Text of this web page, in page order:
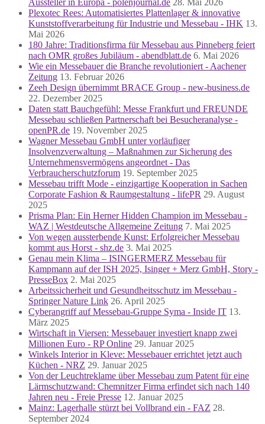
Plexotec Rees: Automatisiertes Plattenlager & innovative
Kunststoffverarbeitung für Industrie und Messebau - IHK 13.
Mai 2026
180 Jahre: Traditionsfirma für Messebau aus Pinneberg feiert
nach OMR großes Jubiläum - abendblatt.de 6. Mai 2026
Wie ein Messebauer die Branche revolutioniert - Aachener
Zeitung 13. Februar 2026
Zeeh Design übernimmt BRACE Group - new-business.de
22. Dezember 2025
Daten statt Bauchgefühl: Messe Frankfurt und FREUNDE
Messebau schließen Partnerschaft bei Besucheranalyse -
openPR.de 19. November 2025
Wagner Messebau GmbH unter vorläufiger
Insolvenzverwaltung – Maßnahmen zur Sicherung des
Unternehmensvermögens angeordnet - Das
Verbraucherschutzforum 19. September 2025
Messebau trifft Mode - einzigartige Kooperation in Sachen
Corporate Fashion & Raumgestaltung - lifePR 29. August
2025
Prisma Plan: Ein Herner Hidden Champion im Messebau -
WAZ | Westdeutsche Allgemeine Zeitung 7. Mai 2025
Von wegen aussterbende Kunst: Erfolgreicher Messebau
kommt aus Horst - shz.de 3. Mai 2025
Genau mein Klima – ISINGERMERZ Messebau für
Kampmann auf der ISH 2025, Isinger + Merz GmbH, Story -
PresseBox 2. Mai 2025
Arbeitssicherheit und Gesundheitsschutz im Messebau -
Springer Nature Link 26. April 2025
Cyberangriff auf Messebau-Gruppe Syma - Inside IT 13.
März 2025
Wirtschaft in Viersen: Messebauer investiert knapp zwei
Millionen Euro - RP Online 29. Januar 2025
Winkels Interior in Kleve: Messebauer errichtet jetzt auch
Küchen - NRZ 29. Januar 2025
Von der Leuchtreklame über Messebau zum Patent für eine
Lärmschutzwand: Chemnitzer Firma erfindet sich nach 140
Jahren neu - Freie Presse 12. Januar 2025
Mainz: Lagerhalle stürzt bei Vollbrand ein - FAZ 28.
September 2024